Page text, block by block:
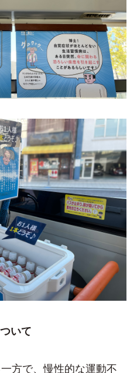
いて
方で、慢性的な運動不